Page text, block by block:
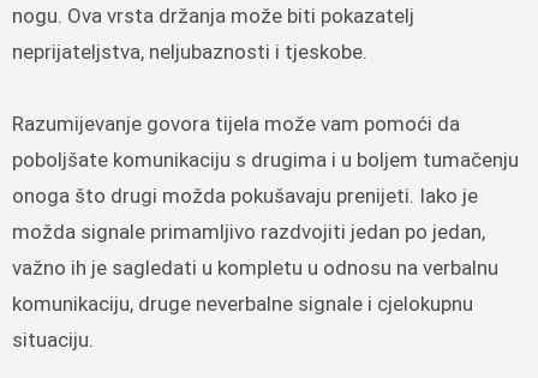
nogu. Ova vrsta držanja može biti pokazatelj
neprijateljstva, neljubaznosti i tjeskobe.
Razumijevanje govora tijela može vam pomoći da
poboljšate komunikaciju s drugima i u boljem tumačenju
onoga što drugi možda pokušavaju prenijeti. Iako je
možda signale primamljivo razdvojiti jedan po jedan,
važno ih je sagledati u kompletu u odnosu na verbalnu
komunikaciju, druge neverbalne signale i cjelokupnu
situaciju.